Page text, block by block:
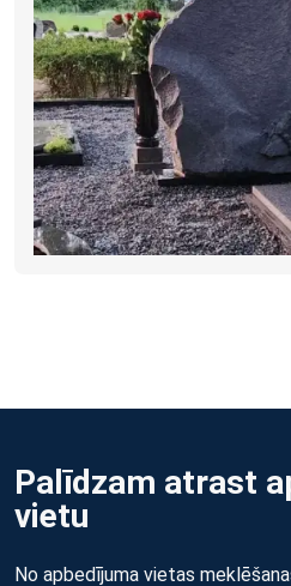
Palīdzam atrast
vietu
No apbedījuma vietas